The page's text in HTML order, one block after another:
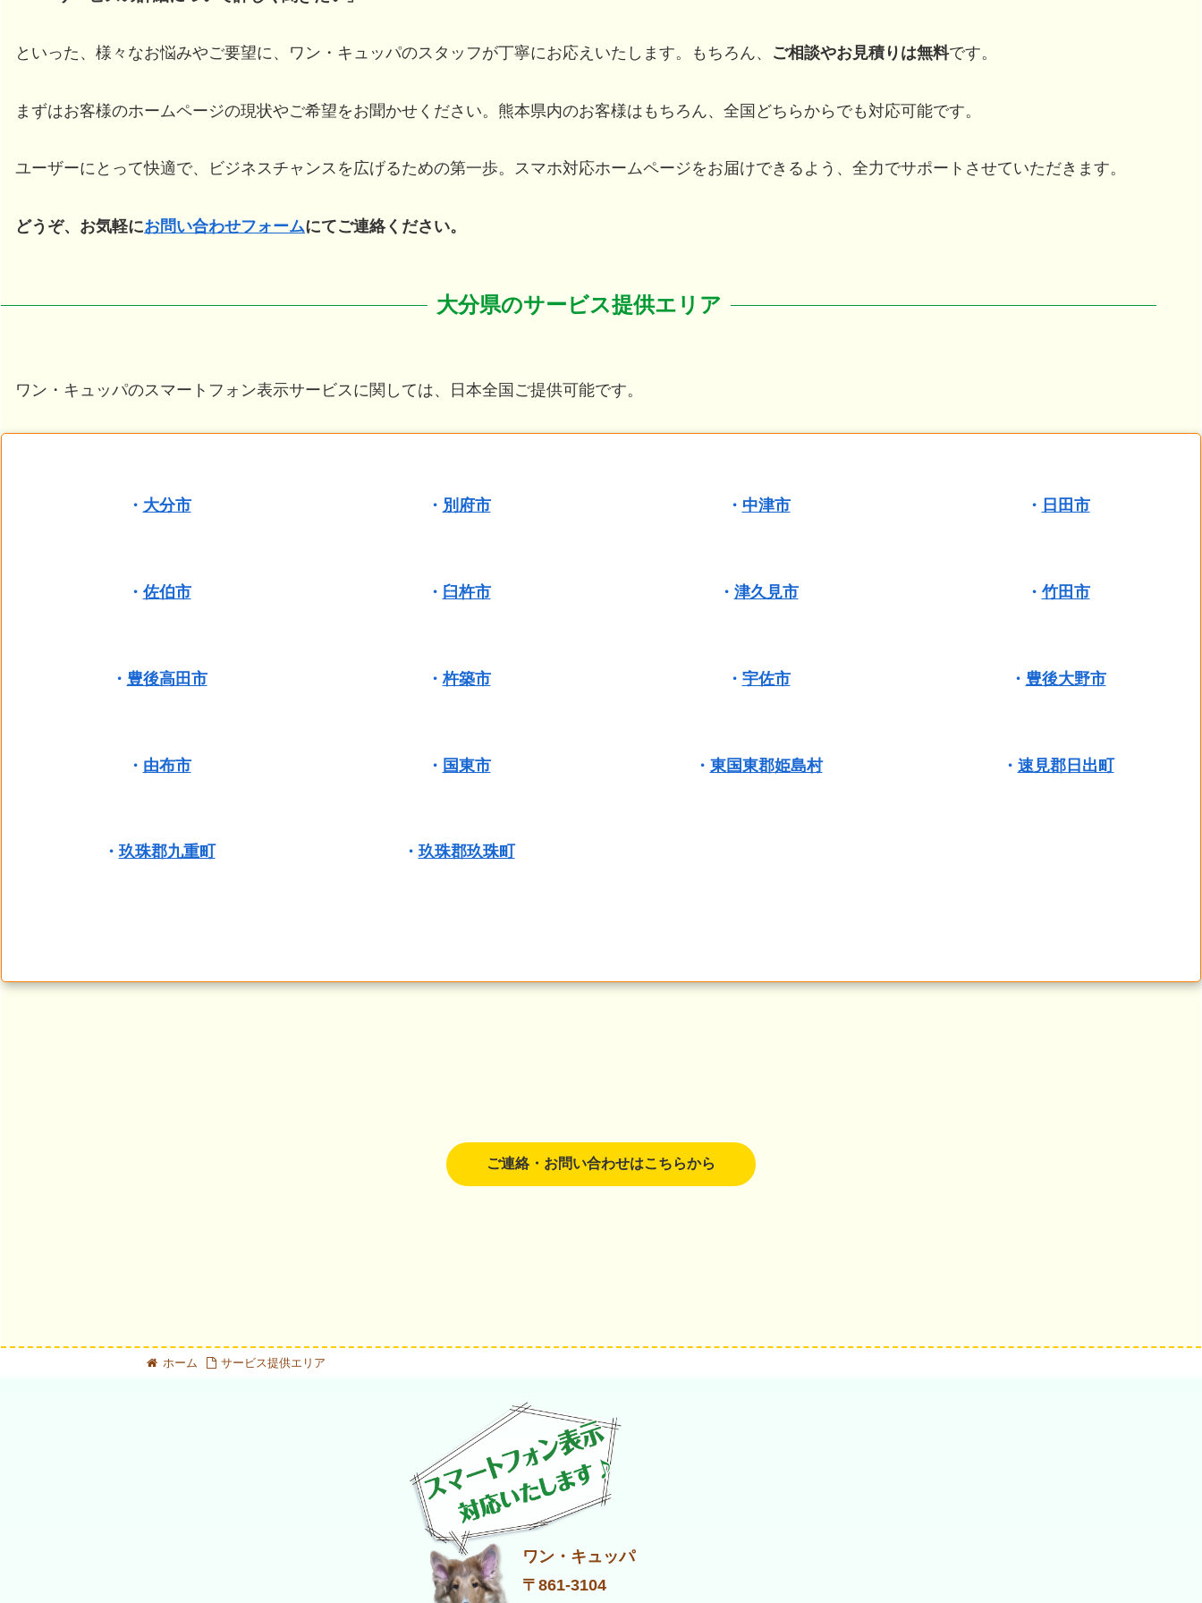
といった、様々なお悩みやご要望に、ワン・キュッパのスタッフが丁寧にお応えいたします。もちろん、 ご相談やお見積りは無料です。
まずはお客様のホームページの現状やご希望をお聞かせください。熊本県内のお客様はもちろん、全国どちらからでも対応可能です。
ユーザーにとって快適で、ビジネスチャンスを広げるための第一歩。スマホ対応ホームページをお届けできるよう、全力でサポートさせていただきます。
どうぞ、お気軽にお問い合わせフォームにてご連絡ください。
大分県のサービス提供エリア
ワン・キュッパのスマートフォン表示サービスに関しては、日本全国ご提供可能です。
・ 大分市 ・ 別府市 ・ 中津市 ・ 日田市
・ 佐伯市 ・ 臼杵市 ・ 津久見市 ・ 竹田市
・ 豊後高田市 ・杵築市 ・ 宇佐市 ・ 豊後大野市
・ 由布市 ・ 国東市 ・ 東国東郡姫島村 ・ 速見郡日出町
・ 玖珠郡九重町 ・ 玖珠郡玖珠町
ご連絡・お問い合わせはこちらから
ホーム サービス提供エリア
ワン・キュッパ
〒861-3104